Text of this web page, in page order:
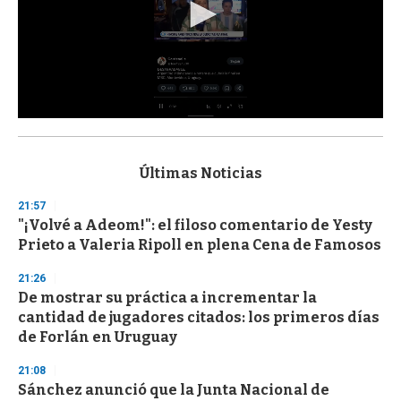
s
d
s
o
f
3
s
c
o
d
s
Últimas Noticias
21:57
"¡Volvé a Adeom!": el filoso comentario de Yesty
Prieto a Valeria Ripoll en plena Cena de Famosos
21:26
De mostrar su práctica a incrementar la
cantidad de jugadores citados: los primeros días
de Forlán en Uruguay
21:08
Sánchez anunció que la Junta Nacional de